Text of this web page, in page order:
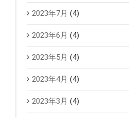
2023年7月 (4)
2023年6月 (4)
2023年5月 (4)
2023年4月 (4)
2023年3月 (4)